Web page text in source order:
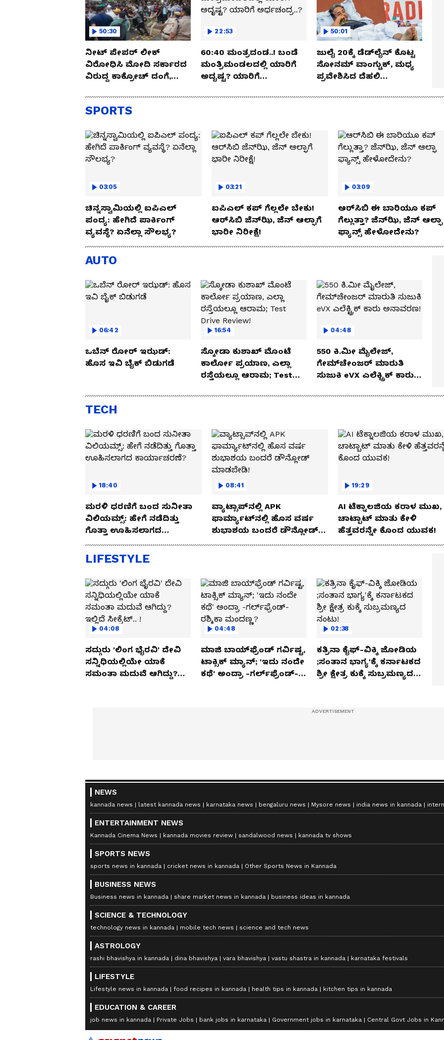
50:30
ನೀಟ್ ಪೇಪರ್ ಲೀಕ್
ವಿರೋಧಿಸಿ ಮೋದಿ ಸರ್ಕಾರದ
ವಿರುದ್ದ ಕಾಕ್ರೋಚ್ ದಂಗೆ,
22:53
60:40 ಮಂತ್ರದಂಡ..! ಬಂಡೆ
ಮಂತ್ರಿಮಂಡಲದಲ್ಲಿ ಯಾರಿಗೆ
ಅದೃಷ್ಟ? ಯಾರಿಗೆ
50:01
ಜುಲೈ 20ಕ್ಕೆ ಡೆಡ್‌ಲೈನ್ ಕೊಟ್ಟ
ಸೋನಮ್ ವಾಂಗ್ಚುಕ್, ಮಧ್ಯ
ಪ್ರವೇಶಿಸಿದ ದೆಹಲಿ
SPORTS
03:05
ಚಿನ್ನಸ್ವಾಮಿಯಲ್ಲಿ ಐಪಿಎಲ್‌
ಪಂದ್ಯ: ಹೇಗಿದೆ ಪಾರ್ಕಿಂಗ್
ವ್ಯವಸ್ಥೆ? ಏನೆಲ್ಲಾ ಸೌಲಭ್ಯ?
03:21
ಐಪಿಎಲ್ ಕಪ್‌ ಗೆಲ್ಲಲೇ ಬೇಕು!
ಆರ್‌ಸಿಬಿ ಜೆನ್‌ಝಿ, ಜೆನ್‌ ಆಲ್ಫಾಗೆ
ಭಾರೀ ನಿರೀಕ್ಷೆ!
03:09
ಆರ್‌ಸಿಬಿ ಈ ಬಾರಿಯೂ ಕಪ್‌
ಗೆಲ್ಲುತ್ತಾ? ಜೆನ್‌ಝಿ, ಜೆನ್‌ ಆಲ್ಫಾ
ಫ್ಯಾನ್ಸ್ ಹೇಳೋದೇನು?
AUTO
06:42
ಒಬೆನ್ ರೋರ್ ಇಝಡ್:
ಹೊಸ ಇವಿ ಬೈಕ್ ಬಿಡುಗಡೆ
16:54
ಸ್ಕೋಡಾ ಕುಶಾಖ್ ಮೊಂಟೆ
ಕಾರ್ಲೋ ಪ್ರಯಾಣ, ಎಲ್ಲಾ
ರಸ್ತೆಯಲ್ಲೂ ಆರಾಮ; Test
04:48
550 ಕಿ.ಮೀ ಮೈಲೇಜ್,
ಗೇಮ್‌ಚೇಂಜರ್ ಮಾರುತಿ
ಸುಜುಕಿ eVX ಎಲೆಕ್ಟ್ರಿಕ್ ಕಾರು
TECH
18:40
ಮರಳಿ ಧರಣಿಗೆ ಬಂದ ಸುನೀತಾ
ವಿಲಿಯಮ್ಸ್: ಹೇಗೆ ನಡೆದಿತ್ತು
ಗೊತ್ತಾ ಊಹಿಸಲಾಗದ
ಕಾರ್ಯಾಚರಣೆ?
08:41
ವ್ಯಾಟ್ಸಾಪ್‌ನಲ್ಲಿ APK
ಫಾರ್ಮ್ಯಾಟ್‌ನಲ್ಲಿ ಹೊಸ ವರ್ಷ
ಶುಭಾಶಯ ಬಂದರೆ ಡೌನ್ಲೋಡ್
ಮಾಡಬೇಡಿ!
19:29
AI ಟೆಕ್ನಾಲಜಿಯ ಕರಾಳ ಮುಖ,
ಚಾಟ್ಬಾಟ್ ಮಾತು ಕೇಳಿ
ಹೆತ್ತವರನ್ನೇ ಕೊಂದ ಯುವಕ!
LIFESTYLE
04:08
ಸದ್ಗುರು 'ಲಿಂಗ ಭೈರವಿ' ದೇವಿ
ಸನ್ನಿಧಿಯಲ್ಲಿಯೇ ಯಾಕೆ
ಸಮಂತಾ ಮದುವೆ ಆಗಿದ್ದು?
04:48
ಮಾಜಿ ಬಾಯ್‌ಫ್ರೆಂಡ್ ಗರ್ವಿಷ್ಟ,
ಟಾಕ್ಸಿಕ್ ಮ್ಯಾನ್; 'ಇದು ನಂದೇ
ಕಥೆ' ಅಂದ್ರಾ -ಗರ್ಲ್‌ಫ್ರೆಂಡ್-
02:38
ಕತ್ರಿನಾ ಕೈಫ್-ವಿಕ್ಕಿ ಜೋಡಿಯ
;ಸಂತಾನ ಭಾಗ್ಯ'ಕ್ಕೆ ಕರ್ನಾಟಕದ
ಶ್ರೀ ಕ್ಷೇತ್ರ ಕುಕ್ಕೆ ಸುಬ್ರಮಣ್ಯದ
NEWS
kannada news latest kannada news karnataka news bengaluru news Mysore news india news in kannada
ENTERTAINMENT NEWS
Kannada Cinema News kannada movies review sandalwood news kannada tv shows
SPORTS NEWS
sports news in kannada cricket news in kannada Other Sports News in Kannada
BUSINESS NEWS
Business news in kannada share market news in kannada business ideas in kannada
SCIENCE & TECHNOLOGY
technology news in kannada mobile tech news science and tech news
ASTROLOGY
rashi bhavishya in kannada dina bhavishya vara bhavishya vastu shastra in kannada karnataka festivals
LIFESTYLE
Lifestyle news in kannada food recipes in kannada health tips in kannada kitchen tips in kannada
EDUCATION & CAREER
job news in kannada Private Jobs bank jobs in karnataka Government jobs in karnataka Central Govt Jobs in